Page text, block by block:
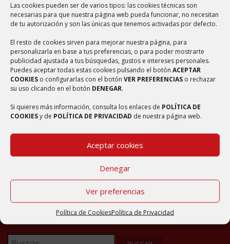
Las cookies pueden ser de varios tipos: las cookies técnicas son
necesarias para que nuestra página web pueda funcionar, no necesitan
de tu autorización y son las únicas que tenemos activadas por defecto.
El resto de cookies sirven para mejorar nuestra página, para
personalizarla en base a tus preferencias, o para poder mostrarte
publicidad ajustada a tus búsquedas, gustos e intereses personales.
Puedes aceptar todas estas cookies pulsando el botón ACEPTAR
COOKIES o configurarlas con el botón VER PREFERENCIAS o rechazar
su uso clicando en el botón DENEGAR.
Si quieres más información, consulta los enlaces de POLÍTICA DE
COOKIESy de POLÍTICA DE PRIVACIDAD de nuestra página web.
Aceptar cookies
Denegar
Ver preferencias
Política de CookiesPolítica de Privacidad
2 abril, 2020
Elaboración de Mascarillas
2 abril, 2020
Reforma del centro médico
2 abril, 2020
Badén elevado en la carretera de Ambel
2 abril, 2020
4 septiembre, 2017
Buscar: